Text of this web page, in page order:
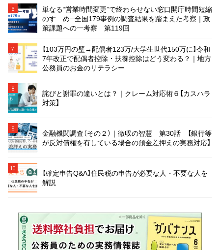
6
単なる“営業時間変更”で終わらせない窓口開庁時間短縮
のすゝめ─全国179事例の調査結果を踏まえた考察｜政
策課題への一考察 第119回
7
【103万円の壁→配偶者123万/大学生世代150万に】令和
7年改正で配偶者控除・扶養控除はどう変わる？｜地方
公務員のお金のリテラシー
8
詫びと謝罪の違いとは？｜クレーム対応術６【カスハラ
対策】
9
金融機関調査（その２）｜徴収の智慧 第30話 【銀行等
が反対債権を有している場合の預金差押えの実務対応】
10
【確定申告Q&A】住民税の申告が必要な人・不要な人を
解説